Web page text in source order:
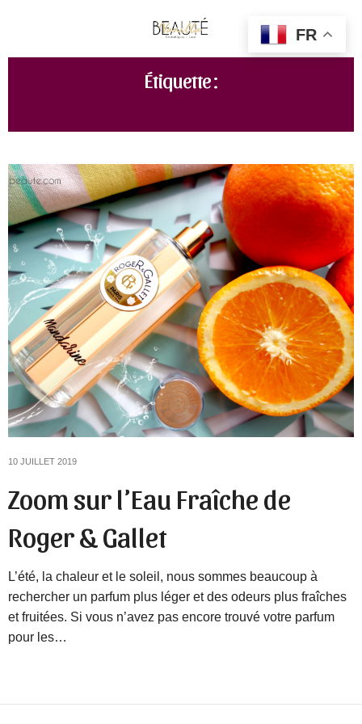
Étiquette :
10 JUILLET 2019
Zoom sur l’Eau Fraîche de
Roger & Gallet
L’été, la chaleur et le soleil, nous sommes beaucoup à
rechercher un parfum plus léger et des odeurs plus fraîches
et fruitées. Si vous n’avez pas encore trouvé votre parfum
pour les…
FR